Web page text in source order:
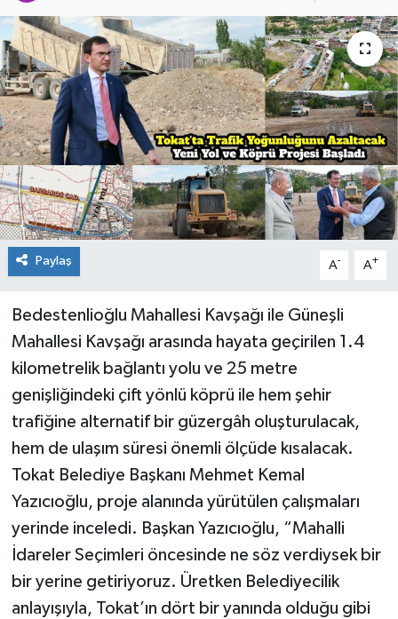
Paylaş A- A+
Bedestenlioğlu Mahallesi Kavşağı ile Güneşli
Mahallesi Kavşağı arasında hayata geçirilen 1.4
kilometrelik bağlantı yolu ve 25 metre
genişliğindeki çift yönlü köprü ile hem şehir
trafiğine alternatif bir güzergâh oluşturulacak,
hem de ulaşım süresi önemli ölçüde kısalacak.
Tokat Belediye Başkanı Mehmet Kemal
Yazıcıoğlu, proje alanında yürütülen çalışmaları
yerinde inceledi. Başkan Yazıcıoğlu, “Mahalli
İdareler Seçimleri öncesinde ne söz verdiysek bir
bir yerine getiriyoruz. Üretken Belediyecilik
anlayışıyla, Tokat’ın dört bir yanında olduğu gibi
Teknoloji
Tokat Haberleri
Yaşam